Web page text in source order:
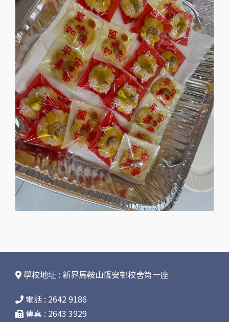
學校地址 : 新界馬鞍山恆安邨校舍第一座
電話 : 2642 9186
傳真 : 2643 3929